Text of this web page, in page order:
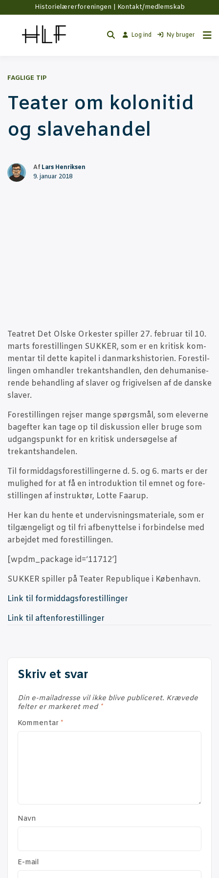
Historielærerforeningen | Kontakt/medlemskab
Log ind Ny bruger
FAGLIGE TIP
Tea­ter om kolo­ni­tid
og slavehandel
Af Lars Henriksen
9. januar 2018
Tea­tret Det Olske Orke­ster spil­ler 27. febru­ar til 10.
marts fore­stil­lin­gen SUKKER, som er en kri­tisk kom­
men­tar til det­te kapi­tel i dan­marks­hi­sto­ri­en. Fore­stil­
lin­gen omhand­ler tre­kants­hand­len, den dehu­ma­ni­se­
ren­de behand­ling af sla­ver og fri­gi­vel­sen af de dan­ske
slaver.
Fore­stil­lin­gen rej­ser man­ge spørgs­mål, som ele­ver­ne
bag­ef­ter kan tage op til dis­kus­sion eller bru­ge som
udgangs­punkt for en kri­tisk under­sø­gel­se af
trekantshandelen.
Til for­mid­dags­fo­re­stil­lin­ger­ne d. 5. og 6. marts er der
mulig­hed for at få en intro­duk­tion til emnet og fore­
stil­lin­gen af instruk­tør, Lot­te Faarup.
Her kan du hen­te et under­vis­nings­ma­te­ri­a­le, som er
til­gæn­ge­ligt og til fri afbe­nyt­tel­se i for­bin­del­se med
arbej­det med forestillingen.
[wpdm_package id=‘11712’]
SUKKER spil­ler på Tea­ter Repu­blique i København.
Link til formiddagsforestillinger
Link til aftenforestillinger
Skriv et svar
Din e-mailadresse vil ikke blive publiceret. Krævede
felter er markeret med *
Kommentar *
Navn
E-mail